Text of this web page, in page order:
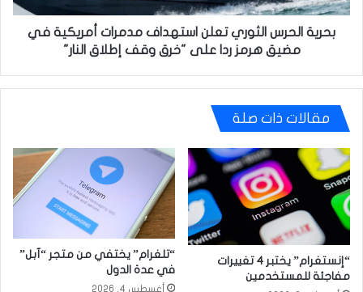
مضيق
هرمز
إطلاق
النار"
بحرية الحرس الثوري تعلن استهداف مدمرات أمريكية في
مضيق هرمز ردا على "خرق وقف إطلاق النار"
مقالات ذات صلة
“إنستغرام” يختبر 4 تغييرات
مفاجئة للمستخدمين
“تلغرام” يختفي من متجر “آبل”
في عدة الدول
أغسطس 4, 2026